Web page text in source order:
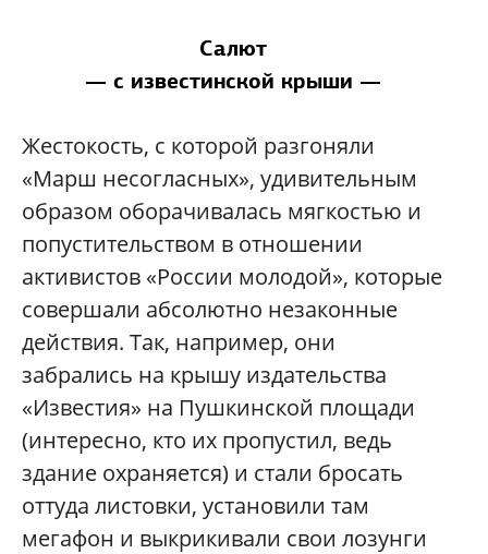
Салют
— с известинской крыши —
Жестокость, с которой разгоняли
«Марш несогласных», удивительным
образом оборачивалась мягкостью и
попустительством в отношении
активистов «России молодой», которые
совершали абсолютно незаконные
действия. Так, например, они
забрались на крышу издательства
«Известия» на Пушкинской площади
(интересно, кто их пропустил, ведь
здание охраняется) и стали бросать
оттуда листовки, установили там
мегафон и выкрикивали свои лозунги